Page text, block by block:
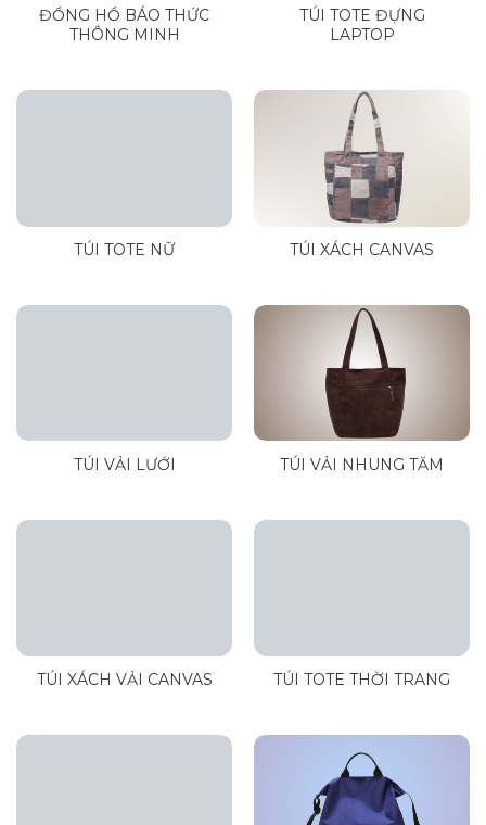
ĐỒNG HỒ BÁO THỨC
THÔNG MINH
TÚI TOTE ĐỰNG
LAPTOP
TÚI TOTE NỮ TÚI XÁCH CANVAS
TÚI VẢI LƯỚI TÚI VẢI NHUNG TĂM
TÚI XÁCH VẢI CANVAS TÚI TOTE THỜI TRANG